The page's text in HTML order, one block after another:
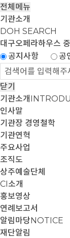
전체메뉴
기관소개
DOH SEARCH
대구오페라하우스
공지사항
공
닫기
기관소개
인사말
기관장 경영철학
기관연혁
주요사업
조직도
상주예술단체
CI소개
홍보영상
연례보고서
알림마당NOTICE
재단알림